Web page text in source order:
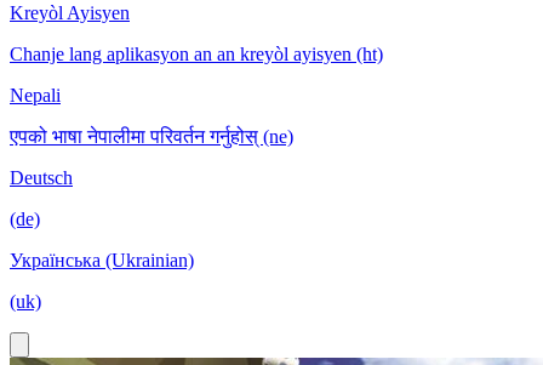
Kreyòl Ayisyen
Chanje lang aplikasyon an an kreyòl ayisyen (ht)
Nepali
एपको भाषा नेपालीमा परिवर्तन गर्नुहोस् (ne)
Deutsch
(de)
Українська (Ukrainian)
(uk)